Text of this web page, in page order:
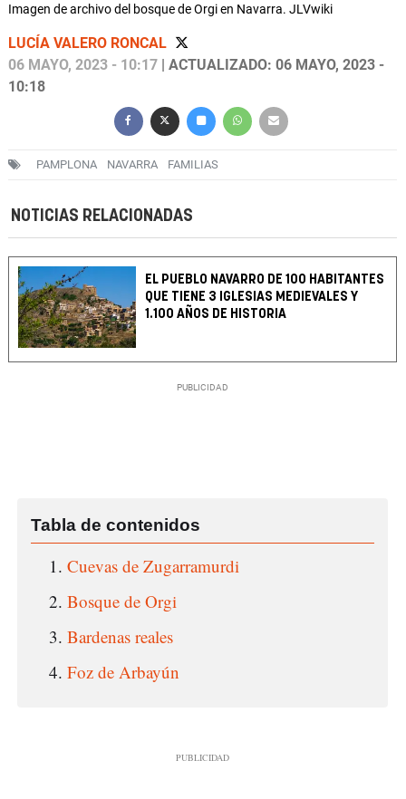
Imagen de archivo del bosque de Orgi en Navarra. JLVwiki
LUCÍA VALERO RONCAL
06 MAYO, 2023 - 10:17 | ACTUALIZADO: 06 MAYO, 2023 -
10:18
PAMPLONA NAVARRA FAMILIAS
NOTICIAS RELACIONADAS
EL PUEBLO NAVARRO DE 100 HABITANTES
QUE TIENE 3 IGLESIAS MEDIEVALES Y
1.100 AÑOS DE HISTORIA
Cuevas de Zugarramurdi
Bosque de Orgi
Bardenas reales
Foz de Arbayún